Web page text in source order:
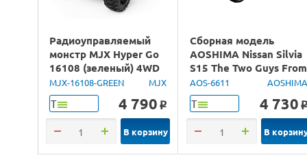
Радиоуправляемый
монстр MJX Hyper Go
16108 (зеленый) 4WD
2.4G LED 1/16 RTR
MJX-16108-GREEN MJX
Т 4 790 o
В корзину
Сборная модель
AOSHIMA Nissan Silvia
S15 The Two Guys From
Tokyo, 1/24
AOS-6611 AOSHIMA
Т 4 730 o
В